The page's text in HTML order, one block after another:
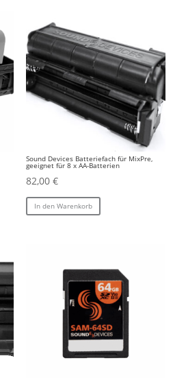
Sound Devices Batteriefach für MixPre,
geeignet für 8 x AA-Batterien
82,00 €
In den Warenkorb